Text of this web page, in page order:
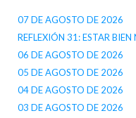
07 DE AGOSTO DE 2026
REFLEXIÓN 31: ESTAR BIEN
06 DE AGOSTO DE 2026
05 DE AGOSTO DE 2026
04 DE AGOSTO DE 2026
03 DE AGOSTO DE 2026